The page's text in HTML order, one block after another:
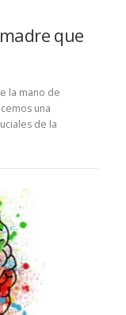
que
la mano de
una
de la